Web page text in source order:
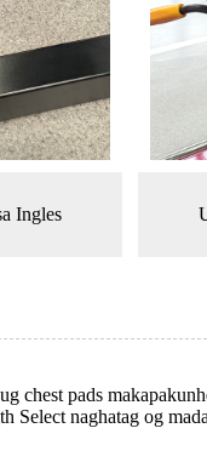
Ingles
chest pads
naghatag og